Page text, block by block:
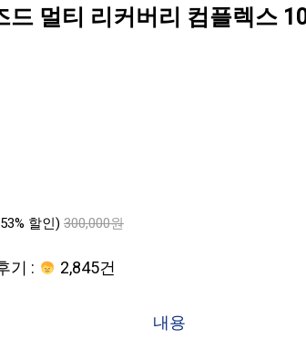
멀티 리커버리 컴플렉스
할인) 300,000원
기 : 2,845건
내용